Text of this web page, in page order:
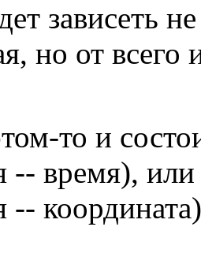
зависеть
но от всего
то и
-- время),
--